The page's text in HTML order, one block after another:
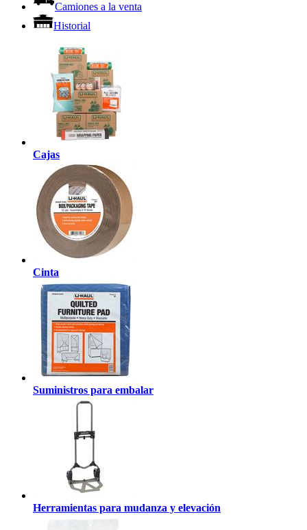
Camiones a la venta
Historial
Cajas
Cinta
Suministros para embalar
Herramientas para mudanza y elevación